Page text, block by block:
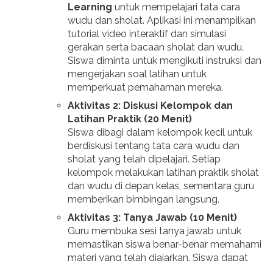
Learning untuk mempelajari tata cara
wudu dan sholat. Aplikasi ini menampilkan
tutorial video interaktif dan simulasi
gerakan serta bacaan sholat dan wudu.
Siswa diminta untuk mengikuti instruksi dan
mengerjakan soal latihan untuk
memperkuat pemahaman mereka.
Aktivitas 2: Diskusi Kelompok dan
Latihan Praktik (20 Menit)
Siswa dibagi dalam kelompok kecil untuk
berdiskusi tentang tata cara wudu dan
sholat yang telah dipelajari. Setiap
kelompok melakukan latihan praktik sholat
dan wudu di depan kelas, sementara guru
memberikan bimbingan langsung.
Aktivitas 3: Tanya Jawab (10 Menit)
Guru membuka sesi tanya jawab untuk
memastikan siswa benar-benar memahami
materi yang telah diajarkan. Siswa dapat